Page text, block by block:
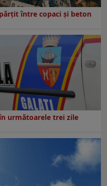
între copaci și beton
următoarele trei zile